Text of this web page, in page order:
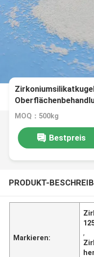
MOQ：500kg
Bestpreis
PRODUKT-
Markieren:
,